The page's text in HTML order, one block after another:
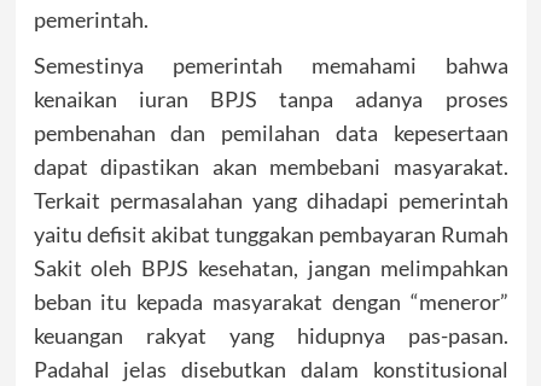
pemerintah.
Semestinya pemerintah memahami bahwa
kenaikan iuran BPJS tanpa adanya proses
pembenahan dan pemilahan data kepesertaan
dapat dipastikan akan membebani masyarakat.
Terkait permasalahan yang dihadapi pemerintah
yaitu defisit akibat tunggakan pembayaran Rumah
Sakit oleh BPJS kesehatan, jangan melimpahkan
beban itu kepada masyarakat dengan “meneror”
keuangan rakyat yang hidupnya pas-pasan.
Padahal jelas disebutkan dalam konstitusional